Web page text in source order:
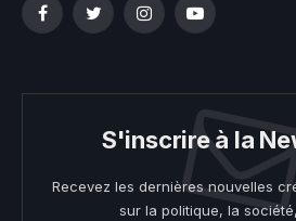
FacebookTwitterInstagramYouTube
S'inscrire à la
Recevez les dernières nouvelles
sur la politique, la